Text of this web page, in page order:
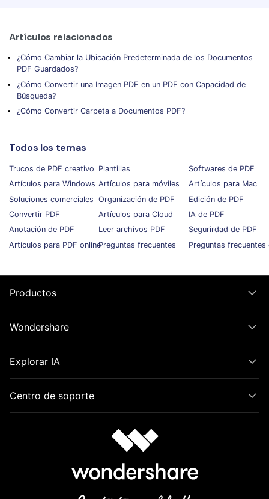
Artículos relacionados
¿Cómo Cambiar la Ubicación Predeterminada de los Documentos
PDF Guardados?
¿Cómo Convertir una Imagen PDF en un PDF con Capacidad de
Búsqueda?
¿Cómo Convertir Carpeta a Documentos PDF?
Todos los temas
Trucos de PDF creativo Plantillas
Softwares de PDF
Artículos para Windows Artículos para móviles
Artículos para Mac
Soluciones comerciales
Organización de PDF
Edición de PDF
Convertir PDF
Artículos para Cloud
IA de PDF
Anotación de PDF
Leer archivos PDF
Segurirdad de PDF
Artículos para PDF onlinePreguntas frecuentes Preguntas frecuentes
Productos
Wondershare
Explorar IA
Centro de soporte